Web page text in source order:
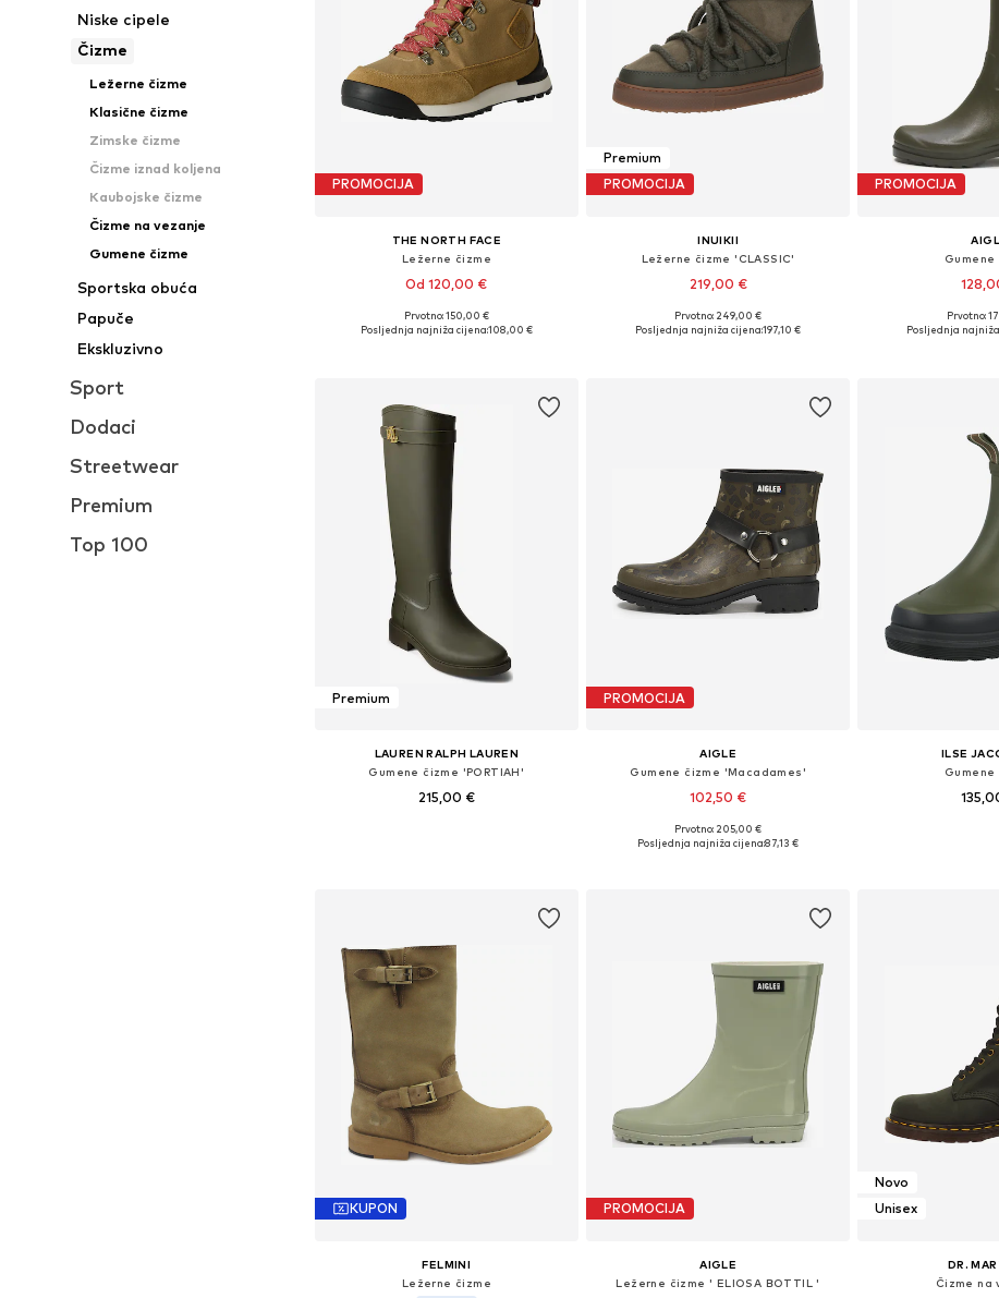
Niske cipele
Čizme
Ležerne čizme
Klasične čizme
Zimske čizme
Čizme iznad koljena
Kaubojske čizme
Čizme na vezanje
Gumene čizme
Sportska obuća
Papuče
Ekskluzivno
Sport
Dodaci
Streetwear
Premium
Top 100
PROMOCIJA
THE NORTH FACE
Ležerne čizme
Od 120,00 €
Dostupne veličine: 36, 37, 38, 39, 40
Prvotno: 150,00 €
Posljednja najniža cijena:108,00 €
Premium
PROMOCIJA
INUIKII
Ležerne čizme 'CLASSIC'
219,00 €
+4
Dostupno u više veličina
Prvotno: 249,00 €
Posljednja najniža cijena:197,10 €
PROMOCIJA
Gumene
Dostupne veličine:
Prvotno:
Posljednja
Premium
LAUREN RALPH LAUREN
Gumene čizme 'PORTIAH'
215,00 €
PROMOCIJA
AIGLE
Gumene čizme 'Macadames'
102,50 €
Dostupne veličine: 36, 37, 38, 39, 40
Prvotno: 205,00 €
Posljednja najniža cijena:87,13 €
ILSE
Gumene
KUPON
FELMINI
Ležerne čizme
PROMOCIJA
AIGLE
Ležerne čizme ' ELIOSA BOTTIL '
Novo
Unisex
DR.
Čizme na